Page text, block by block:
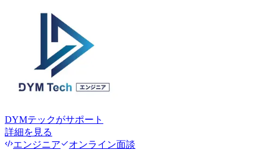
DYMテックがサポート
詳細を見る
エンジニア
オンライン面談